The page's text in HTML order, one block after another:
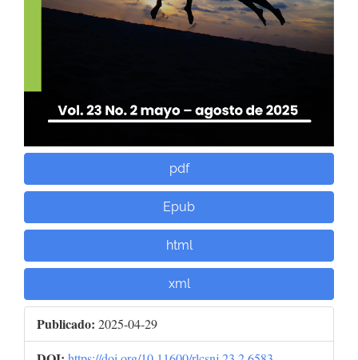
pdf
Epub
html
xml
Publicado: 2025-04-29